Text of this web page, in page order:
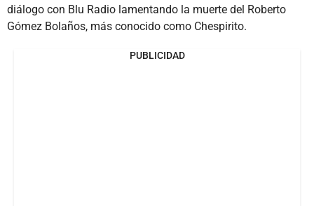
diálogo con Blu Radio lamentando la muerte del Roberto
Gómez Bolaños, más conocido como Chespirito.
PUBLICIDAD